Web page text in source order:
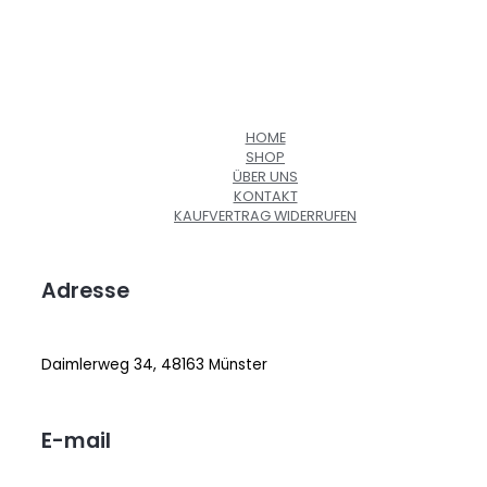
HOME
SHOP
ÜBER UNS
KONTAKT
KAUFVERTRAG WIDERRUFEN
Adresse
Daimlerweg 34, 48163 Münster
E-mail